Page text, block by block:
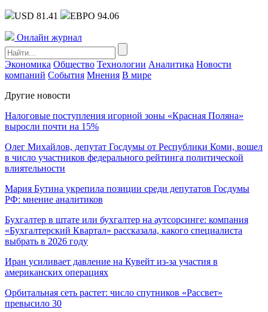
USD 81.41 ЕВРО 94.06
Онлайн журнал
Экономика Общество Технологии Аналитика Новости
компаний События Мнения В мире
Другие новости
Налоговые поступления игорной зоны «Красная Поляна»
выросли почти на 15%
Олег Михайлов, депутат Госдумы от Республики Коми, вошел
в число участников федерального рейтинга политической
влиятельности
Мария Бутина укрепила позиции среди депутатов Госдумы
РФ: мнение аналитиков
Бухгалтер в штате или бухгалтер на аутсорсинге: компания
«Бухгалтерский Квартал» рассказала, какого специалиста
выбрать в 2026 году
Иран усиливает давление на Кувейт из-за участия в
американских операциях
Орбитальная сеть растет: число спутников «Рассвет»
превысило 30